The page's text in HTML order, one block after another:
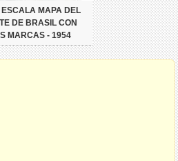
MAPA DEL
DE BRASIL CON
MARCAS - 1954